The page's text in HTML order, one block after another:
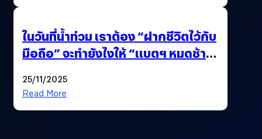
ในวันที่น้ำท่วม เราต้อง “ฝากชีวิตไว้กับ
มือถือ” จะทำยังไงให้ “แบตฯ หมดช้า
25/11/2025
Read More